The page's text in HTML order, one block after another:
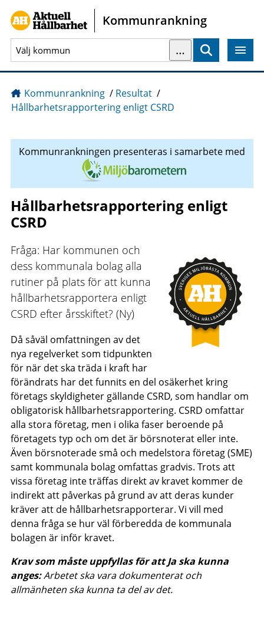
Gå direkt till sidans innehåll
Kommunrankning
…
Kommunrankning / Resultat /
Hållbarhetsrapportering enligt CSRD
Kommunrankningen presenteras i samarbete med
Hållbarhetsrapportering enligt
CSRD
Fråga: Har kommunen och
dess kommunala bolag alla
rutiner på plats för att kunna
hållbarhetsrapportera enligt
CSRD efter årsskiftet? (Ny)
Då såväl omfattningen av det
nya regelverket som tidpunkten
för när det ska träda i kraft har
förändrats har det funnits en del osäkerhet kring
företags skyldigheter gällande CSRD, som handlar om
obligatorisk hållbarhetsrapportering. CSRD omfattar
alla stora företag, men i olika faser beroende på
företagets typ och om det är börsnoterat eller inte.
Även börsnoterade små och medelstora företag (SME)
samt kommunala bolag omfattas gradvis. Trots att
vissa företag inte träffas direkt av kravet kommer de
indirekt att påverkas på grund av att deras kunder
kräver att de hållbarhetsrapporterar. Vi vill med
denna fråga se hur väl förberedda de kommunala
bolagen är inför kravet.
Krav som måste uppfyllas för att Ja ska kunna
anges:Arbetet ska vara dokumenterat och
allmänheten ska kunna ta del av det.